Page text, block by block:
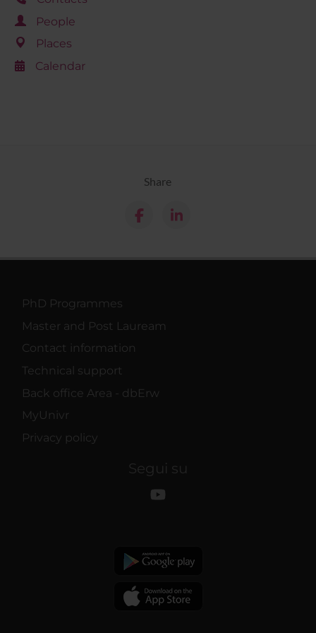
People
Places
Calendar
Share
PhD Programmes
Master and Post Lauream
Contact information
Technical support
Back office Area - dbErw
MyUnivr
Privacy policy
Segui su